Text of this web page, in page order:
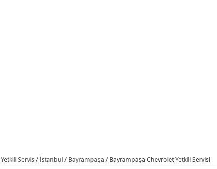
Yetkili Servis / İstanbul / Bayrampaşa / Bayrampaşa Chevrolet Yetkili Servisi